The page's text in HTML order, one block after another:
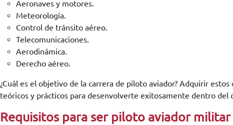
Aeronaves y motores.
Meteorología.
Control de tránsito aéreo.
Telecomunicaciones.
Aerodinámica.
Derecho aéreo.
¿Cuál es el objetivo de la carrera de piloto aviador? Adquirir
teóricos y prácticos para desenvolverte exitosamente dentro del
Requisitos para ser piloto aviador